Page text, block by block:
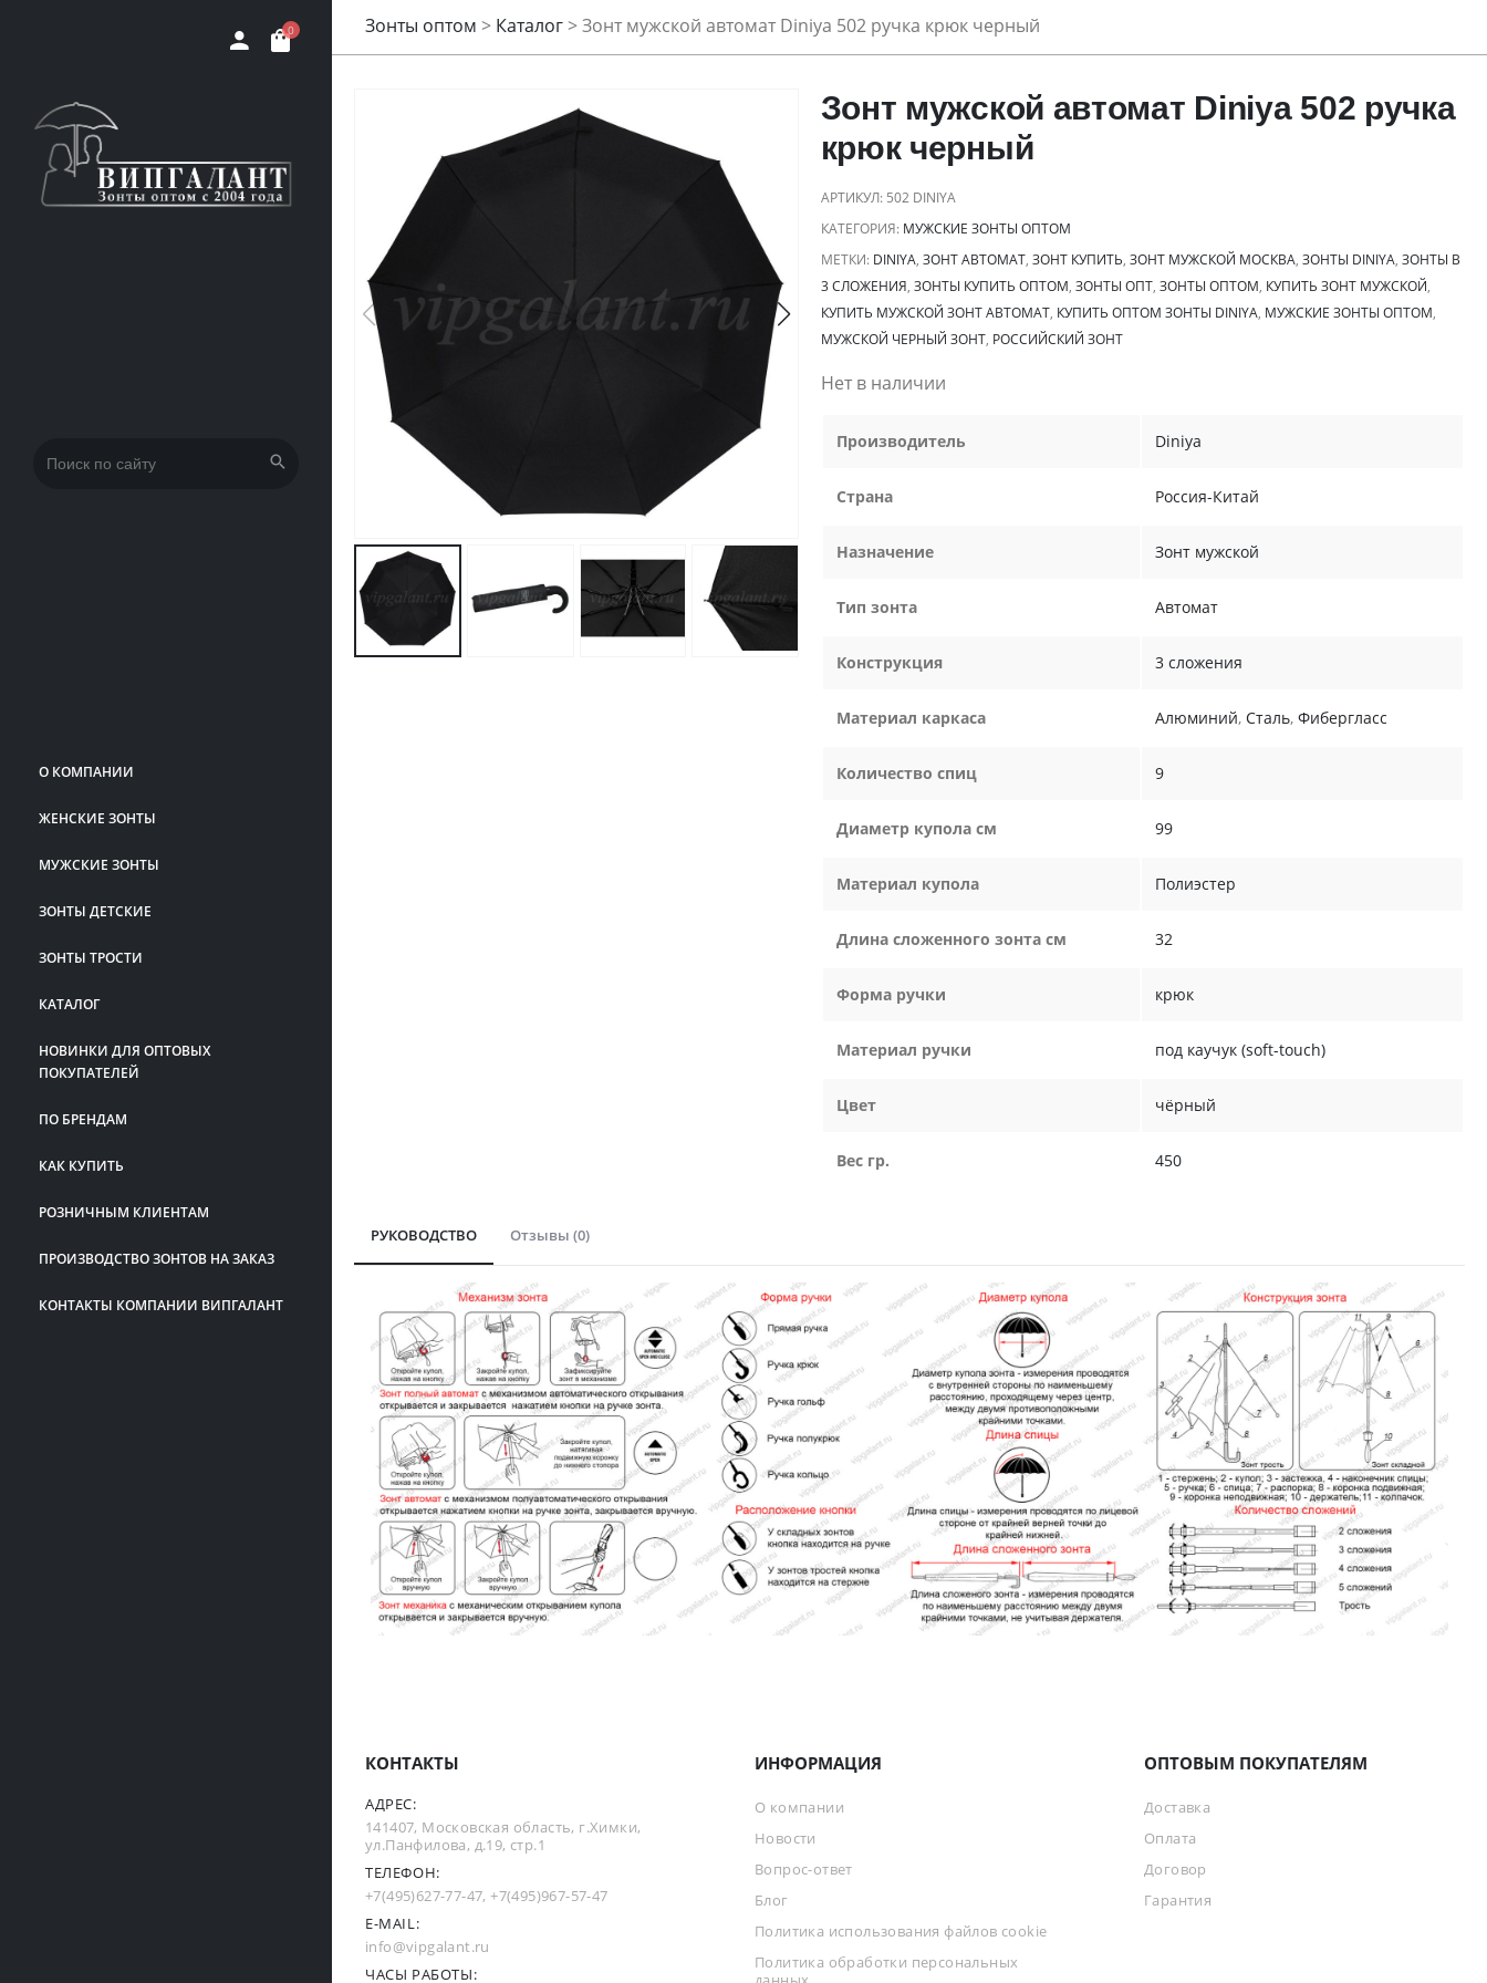
0
Искать:
О КОМПАНИИ
ЖЕНСКИЕ ЗОНТЫ
МУЖСКИЕ ЗОНТЫ
ЗОНТЫ ДЕТСКИЕ
ЗОНТЫ ТРОСТИ
КАТАЛОГ
НОВИНКИ ДЛЯ ОПТОВЫХ
ПОКУПАТЕЛЕЙ
ПО БРЕНДАМ
КАК КУПИТЬ
РОЗНИЧНЫМ КЛИЕНТАМ
ПРОИЗВОДСТВО ЗОНТОВ НА ЗАКАЗ
КОНТАКТЫ КОМПАНИИ ВИПГАЛАНТ
Зонты оптом > Каталог>Зонт мужской автомат Diniya 502 ручка крюк черный
Зонт мужской автомат Diniya 502 ручка
крюк черный
АРТИКУЛ: 502 DINIYA
КАТЕГОРИЯ: МУЖСКИЕ ЗОНТЫ ОПТОМ
МЕТКИ: DINIYA, ЗОНТ АВТОМАТ, ЗОНТ КУПИТЬ, ЗОНТ МУЖСКОЙ МОСКВА, ЗОНТЫ DINIYA, ЗОНТЫ В
3 СЛОЖЕНИЯ, ЗОНТЫ КУПИТЬ ОПТОМ, ЗОНТЫ ОПТ, ЗОНТЫ ОПТОМ, КУПИТЬ ЗОНТ МУЖСКОЙ,
КУПИТЬ МУЖСКОЙ ЗОНТ АВТОМАТ, КУПИТЬ ОПТОМ ЗОНТЫ DINIYA, МУЖСКИЕ ЗОНТЫ ОПТОМ,
МУЖСКОЙ ЧЕРНЫЙ ЗОНТ, РОССИЙСКИЙ ЗОНТ
Нет в наличии
Производитель Diniya
Страна Россия-Китай
Назначение Зонт мужской
Тип зонта Автомат
Конструкция 3 сложения
Материал каркаса Алюминий, Сталь, Фибергласс
Количество спиц 9
Диаметр купола см 99
Материал купола Полиэстер
Длина сложенного зонта см 32
Форма ручки крюк
Материал ручки под каучук (soft-touch)
Цвет чёрный
Вес гр. 450
РУКОВОДСТВО Отзывы (0)
КОНТАКТЫ
АДРЕС:
141407, Московская область, г.Химки,
ул.Панфилова, д.19, стр.1
ТЕЛЕФОН:
+7(495)627-77-47,+7(495)967-57-47
E-MAIL:
info@vipgalant.ru
ЧАСЫ РАБОТЫ:
ИНФОРМАЦИЯ
О компании
Новости
Вопрос-ответ
Блог
Политика использования файлов cookie
Политика обработки персональных
ОПТОВЫМ ПОКУПАТЕЛЯМ
Доставка
Оплата
Договор
Гарантия